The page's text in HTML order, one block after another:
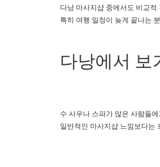
다낭 마사지샵 중에서도 비교
특히 여행 일정이 늦게 끝나는
다낭에서 보
수 사우나 스파가 많은 사람들
일반적인 마사지샵 느낌보다는